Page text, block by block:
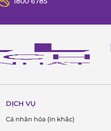
DỊCH VỤ
Cá nhân hóa (In khắc)